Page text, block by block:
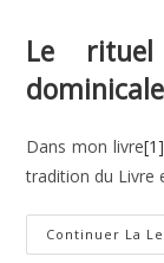
Le
dominicale
Dans mon livre[1]
tradition du Livre
Continuer La